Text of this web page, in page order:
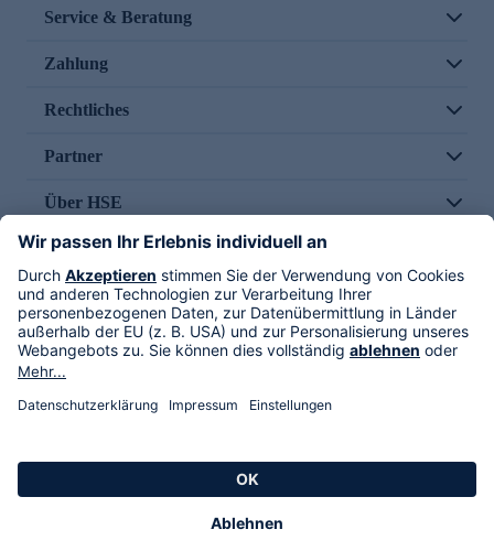
Service & Beratung
Zahlung
Rechtliches
Partner
Über HSE
Im TV
HSE International